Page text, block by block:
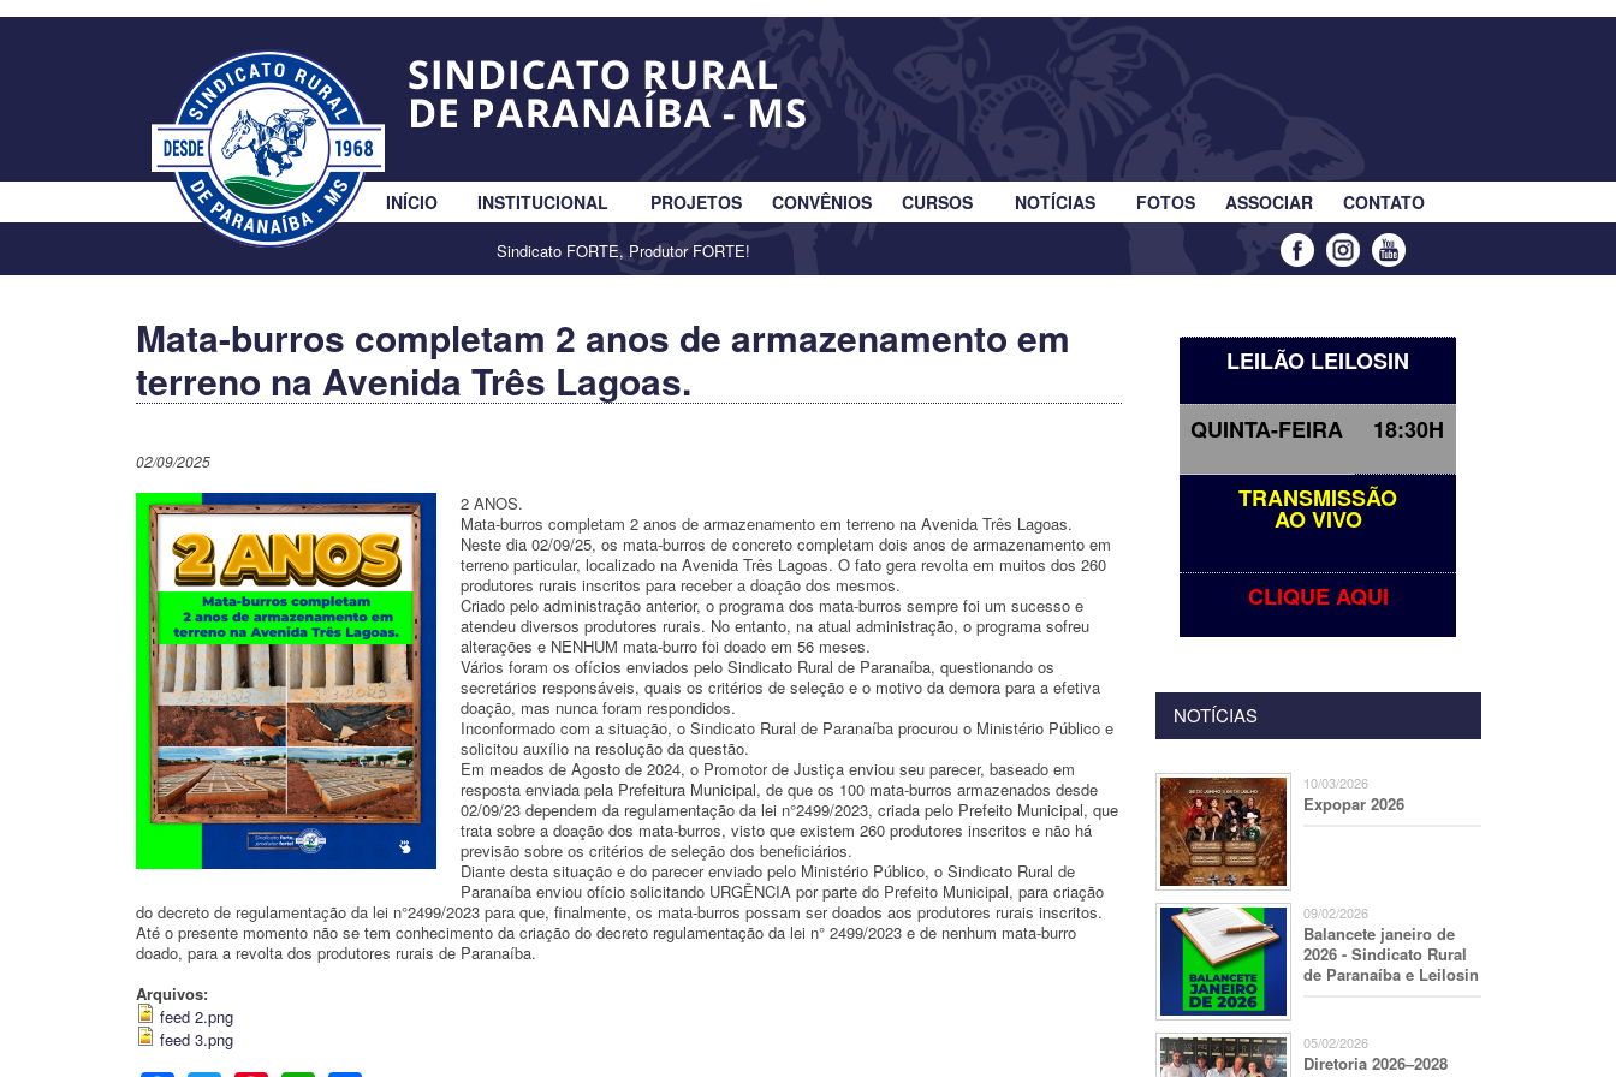
INÍCIO INSTITUCIONAL PROJETOS CONVÊNIOS CURSOS NOTÍCIAS FOTOS ASSOCIAR CONTATO
Sindicato FORTE, Produtor FORTE!
LEILÃO LEILOSIN
QUINTA-FEIRA 18:30H
TRANSMISSÃO
AO VIVO
CLIQUE AQUI
NOTÍCIAS
10/03/2026
Expopar 2026
09/02/2026
Balancete janeiro de
2026 - Sindicato Rural
de Paranaíba e Leilosin
05/02/2026
Diretoria 2026–2028
Mata-burros completam 2 anos de armazenamento em
terreno na Avenida Três Lagoas.
02/09/2025
2 ANOS.
Mata-burros completam 2 anos de armazenamento em terreno na Avenida Três Lagoas.
Neste dia 02/09/25, os mata-burros de concreto completam dois anos de armazenamento em
terreno particular, localizado na Avenida Três Lagoas. O fato gera revolta em muitos dos 260
produtores rurais inscritos para receber a doação dos mesmos.
Criado pelo administração anterior, o programa dos mata-burros sempre foi um sucesso e
atendeu diversos produtores rurais. No entanto, na atual administração, o programa sofreu
alterações e NENHUM mata-burro foi doado em 56 meses.
Vários foram os ofícios enviados pelo Sindicato Rural de Paranaíba, questionando os
secretários responsáveis, quais os critérios de seleção e o motivo da demora para a efetiva
doação, mas nunca foram respondidos.
Inconformado com a situação, o Sindicato Rural de Paranaíba procurou o Ministério Público e
solicitou auxílio na resolução da questão.
Em meados de Agosto de 2024, o Promotor de Justiça enviou seu parecer, baseado em
resposta enviada pela Prefeitura Municipal, de que os 100 mata-burros armazenados desde
02/09/23 dependem da regulamentação da lei n°2499/2023, criada pelo Prefeito Municipal, que
trata sobre a doação dos mata-burros, visto que existem 260 produtores inscritos e não há
previsão sobre os critérios de seleção dos beneficiários.
Diante desta situação e do parecer enviado pelo Ministério Público, o Sindicato Rural de
Paranaíba enviou ofício solicitando URGÊNCIA por parte do Prefeito Municipal, para criação
do decreto de regulamentação da lei n°2499/2023 para que, finalmente, os mata-burros possam ser doados aos produtores rurais inscritos.
Até o presente momento não se tem conhecimento da criação do decreto regulamentação da lei n° 2499/2023 e de nenhum mata-burro
doado, para a revolta dos produtores rurais de Paranaíba.
Arquivos:
feed 2.png
feed 3.png